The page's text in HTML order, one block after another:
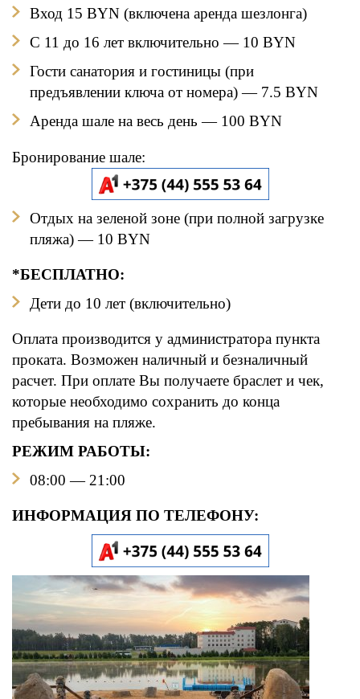
Вход 15 BYN (включена аренда шезлонга)
С 11 до 16 лет включительно— 10 BYN
Гости санатория и гостиницы (при
предъявлении ключа от номера) — 7.5 BYN
Аренда шале на весь день — 100 BYN
Бронирование шале:
Отдых на зеленой зоне (при полной загрузке
пляжа) — 10 BYN
*БЕСПЛАТНО:
Дети до 10 лет (включительно)
Оплата производится у администратора пункта
проката. Возможен наличный и безналичный
расчет. При оплате Вы получаете браслет и чек,
которые необходимо сохранить до конца
пребывания на пляже.
РЕЖИМ РАБОТЫ:
08:00 — 21:00
ИНФОРМАЦИЯ ПО ТЕЛЕФОНУ: